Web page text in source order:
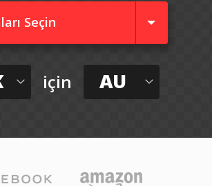
Seçin
için AU